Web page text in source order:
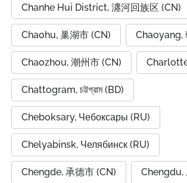
Chanhe Hui District, 瀍河回族区 (CN)
Chaohu, 巢湖市 (CN) Chaoyang,
Chaozhou, 潮州市 (CN)
Chattogram, চট্টগ্রাম (BD)
Cheboksary, Чебоксары (RU)
Chelyabinsk, Челябинск (RU)
Chengde, 承德市 (CN) Chengdu,